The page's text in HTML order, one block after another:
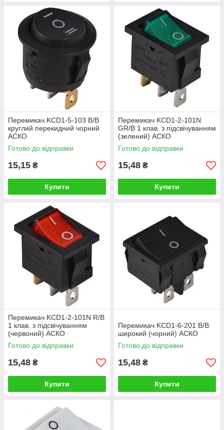
Перемикач KCD1-5-103 B/B
круглий перекидний чорний
АСКО
Готово до відправки
15,15 ₴
Купити
Перемикач KCD1-2-101N
GR/B 1 клав. з підсвічуванням
(зелений) АСКО
Готово до відправки
15,48 ₴
Купити
Перемикач KCD1-2-101N R/B
1 клав. з підсвічуванням
(червоний) АСКО
Готово до відправки
15,48 ₴
Купити
Перемикач KCD1-6-201 B/B
широкий (чорний) АСКО
Готово до відправки
15,48 ₴
Купити